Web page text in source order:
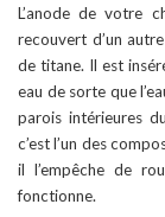
L’anode de votre
recouvert d’un
de titane. Il est
eau de sorte que
parois intérieures
c’est l’un des
il l’empêche de
fonctionne.